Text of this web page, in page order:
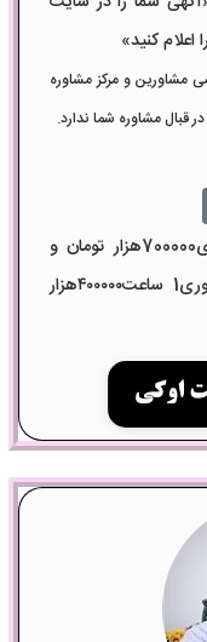
مشاورین و مرکز مشاوره
مشاوره شما ندارد.
آنلاین و تصویری700000هزار تومان و
تلفنی ساعتی 500000هزار تومان و حضوری1 ساعت۴۰۰۰۰۰هزار